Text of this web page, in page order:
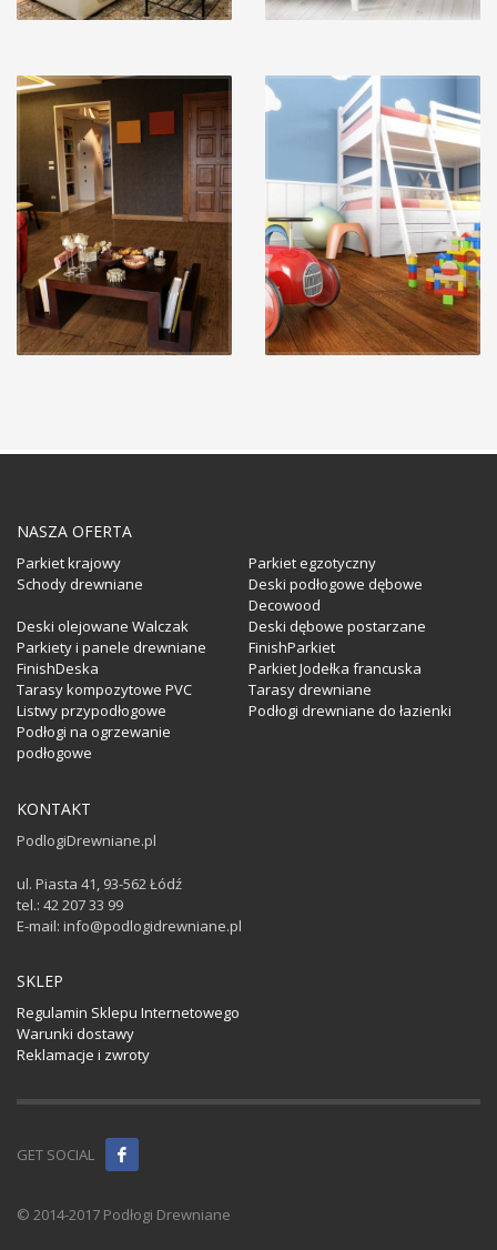
NASZA OFERTA
Parkiet krajowy
Parkiet egzotyczny
Schody drewniane
Deski podłogowe dębowe
Decowood
Deski olejowane Walczak
Deski dębowe postarzane
Parkiety i panele drewniane
FinishParkiet
FinishDeska
Parkiet Jodełka francuska
Tarasy kompozytowe PVC
Tarasy drewniane
Listwy przypodłogowe
Podłogi drewniane do łazienki
Podłogi na ogrzewanie
podłogowe
KONTAKT
PodlogiDrewniane.pl
ul. Piasta 41, 93-562 Łódź
tel.: 42 207 33 99
E-mail: info@podlogidrewniane.pl
SKLEP
Regulamin Sklepu Internetowego
Warunki dostawy
Reklamacje i zwroty
GET SOCIAL
© 2014-2017 Podłogi Drewniane